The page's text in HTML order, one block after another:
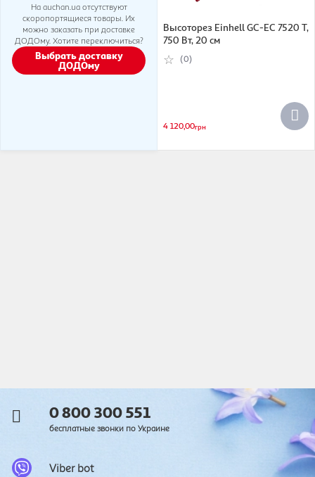
На auchan.ua отсутствуют
скоропортящиеся товары. Их
можно заказать при доставке
ДОДОму. Хотите переключиться?
Выбрать доставку
ДОДОму
Высоторез Einhell GC-EC 7520 T,
750 Вт, 20 см
(0)
4 120,00грн
0 800 300 551
бесплатные звонки по Украине
Viber bot